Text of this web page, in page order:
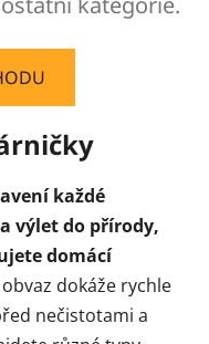
každé
výlet do přírody,
domácí
dokáže rychle
nečistotami a